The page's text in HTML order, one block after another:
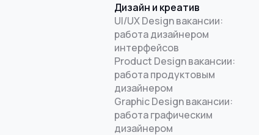
Дизайн и креатив
UI/UX Design вакансии:
работа дизайнером
интерфейсов
Product Design вакансии:
работа продуктовым
дизайнером
Graphic Design вакансии:
работа графическим
дизайнером